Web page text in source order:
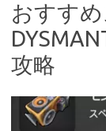
おすす
攻略